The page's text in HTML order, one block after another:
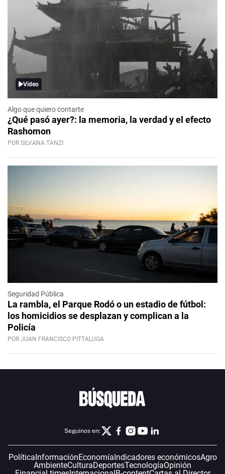
Video
Algo que quiero contarte
¿Qué pasó ayer?: la memoria, la verdad y el efecto
Rashomon
POR SILVANA TANZI
Seguridad Pública
La rambla, el Parque Rodó o un estadio de fútbol:
los homicidios se desplazan y complican a la
Policía
POR JUAN FRANCISCO PITTALUGA
Seguinos en:
PolíticaInformaciónEconomíaIndicadores económicosAgro
AmbienteCulturaDeportesTecnologíaOpinión